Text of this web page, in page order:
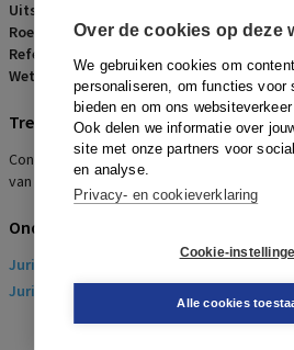
Over de cookies op deze
We gebruiken cookies om
personaliseren, om functies voor
bieden en om ons
Ook delen we informatie over
site met onze partners voor
en analyse.
Privacy- en cookieverklaring
Cookie-
Alle cookies
Uitspraakdatum:
Roepnaam:ECLI:NL:RBMAA:2008:BD4726
Referentienummer:
Wetsartikelen:7:653 BW,7:662 BW,6:94
Trefwoorden
Concurrentiebeding en Overgang van
van onderneming, Geen rechter meer
Onderwerpen
Juridisch
> Arbeidsrecht
Juridisch